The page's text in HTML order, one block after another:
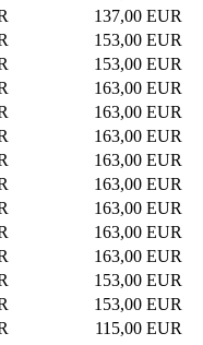
137,00 EUR
153,00 EUR
153,00 EUR
163,00 EUR
163,00 EUR
163,00 EUR
163,00 EUR
163,00 EUR
163,00 EUR
163,00 EUR
163,00 EUR
153,00 EUR
153,00 EUR
115,00 EUR